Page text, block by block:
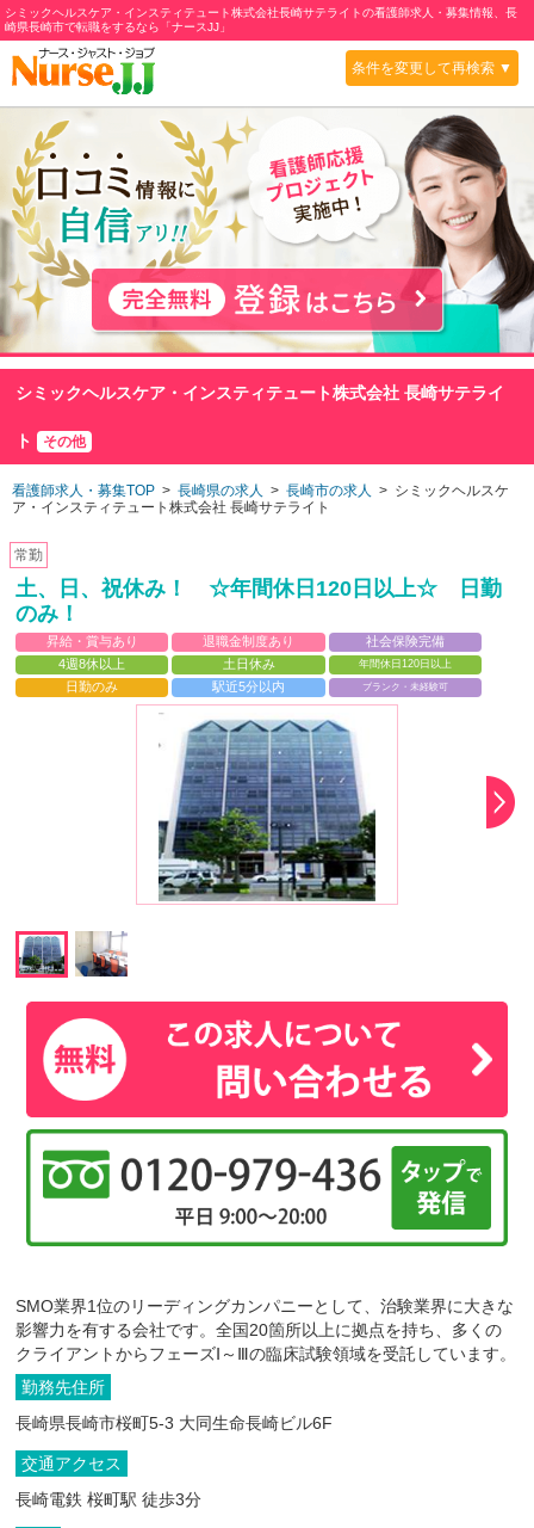
シミックヘルスケア・インスティテュート株式会社長崎サテライトの看護師求人・募集情報、長
崎県長崎市で転職をするなら「ナースJJ」
条件を変更して再検索 ▼
シミックヘルスケア・インスティテュート株式会社 長崎サテライ
ト その他
看護師求人・募集TOP > 長崎県の求人 > 長崎市の求人 > シミックヘルスケ
ア・インスティテュート株式会社 長崎サテライト
常勤
土、日、祝休み！ ☆年間休日120日以上☆ 日勤
のみ！
昇給・賞与あり 退職金制度あり
社会保険完備
4週8休以上
土日休み 年間休日120日以上
日勤のみ 駅近5分以内 ブランク・未経験可
SMO業界1位のリーディングカンパニーとして、治験業界に大きな
影響力を有する会社です。全国20箇所以上に拠点を持ち、多くの
クライアントからフェーズⅠ～Ⅲの臨床試験領域を受託しています。
勤務先住所
長崎県長崎市桜町5-3 大同生命長崎ビル6F
交通アクセス
長崎電鉄 桜町駅 徒歩3分